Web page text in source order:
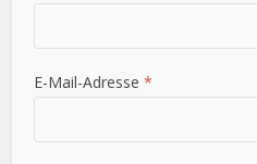
E-Mail-Adresse*